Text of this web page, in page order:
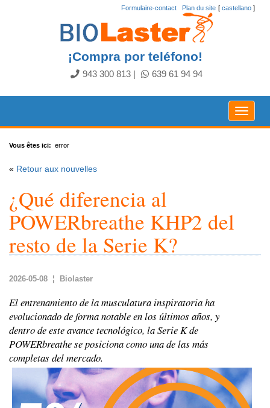
[ castellano ]
Formulaire-contact Plan du site
¡Compra por teléfono!
943 300 813 639 61 94 94
Toggle
Vous êtes ici: error
« Retour aux nouvelles
¿Qué diferencia al
POWERbreathe KHP2 del
resto de la Serie K?
2026-05-08 ¦ Biolaster
El entrenamiento de la musculatura inspiratoria ha
evolucionado de forma notable en los últimos años, y
dentro de este avance tecnológico, la Serie K de
POWERbreathe se posiciona como una de las más
completas del mercado.